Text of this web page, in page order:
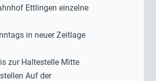
Ettlingen einzelne
in neuer Zeitlage
zur Haltestelle Mitte
Auf der